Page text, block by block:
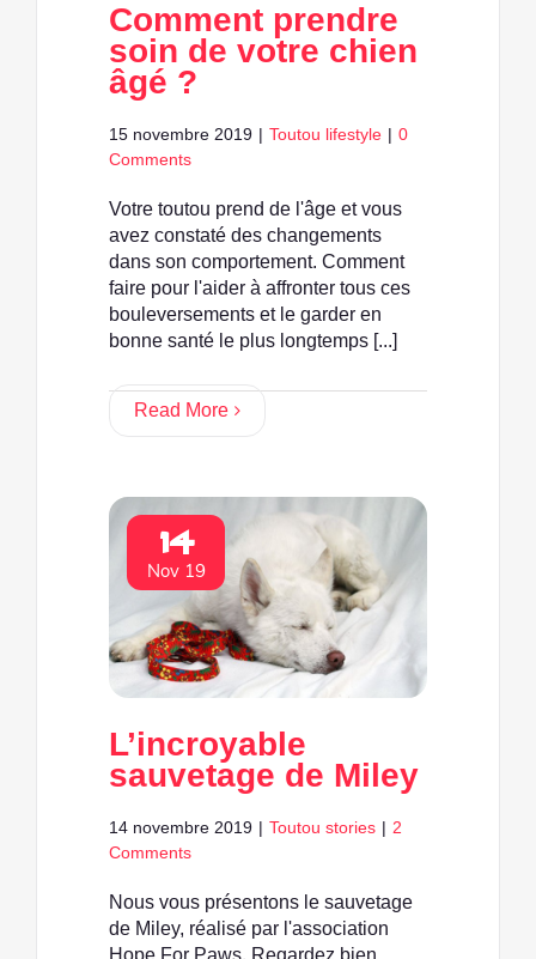
Comment prendre
soin de votre chien
âgé ?
15 novembre 2019 | Toutou lifestyle | 0
Comments
Votre toutou prend de l'âge et vous
avez constaté des changements
dans son comportement. Comment
faire pour l'aider à affronter tous ces
bouleversements et le garder en
bonne santé le plus longtemps [...]
Read More
14
Nov 19
L’incroyable
sauvetage de Miley
14 novembre 2019 | Toutou stories | 2
Comments
Nous vous présentons le sauvetage
de Miley, réalisé par l'association